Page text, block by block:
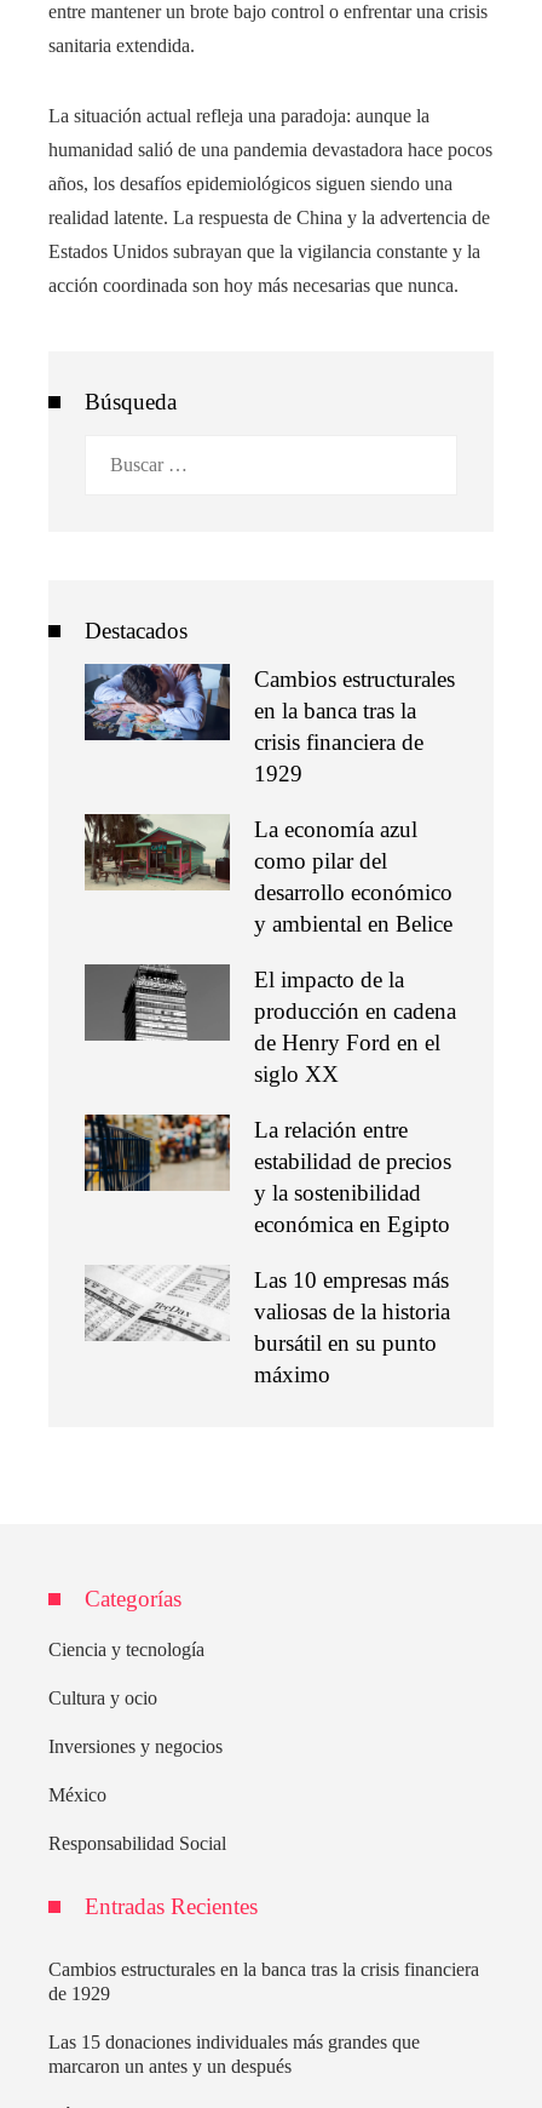
entre mantener un brote bajo control o enfrentar una crisis
sanitaria extendida.
La situación actual refleja una paradoja: aunque la
humanidad salió de una pandemia devastadora hace pocos
años, los desafíos epidemiológicos siguen siendo una
realidad latente. La respuesta de China y la advertencia de
Estados Unidos subrayan que la vigilancia constante y la
acción coordinada son hoy más necesarias que nunca.
Búsqueda
Destacados
Cambios estructurales
en la banca tras la
crisis financiera de
1929
La economía azul
como pilar del
desarrollo económico
y ambiental en Belice
El impacto de la
producción en cadena
de Henry Ford en el
siglo XX
La relación entre
estabilidad de precios
y la sostenibilidad
económica en Egipto
Las 10 empresas más
valiosas de la historia
bursátil en su punto
máximo
Categorías
Ciencia y tecnología
Cultura y ocio
Inversiones y negocios
México
Responsabilidad Social
Entradas Recientes
Cambios estructurales en la banca tras la crisis financiera
de 1929
Las 15 donaciones individuales más grandes que
marcaron un antes y un después